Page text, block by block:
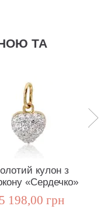
ТА
кулон з
«Сердечко»
5 198,00 грн